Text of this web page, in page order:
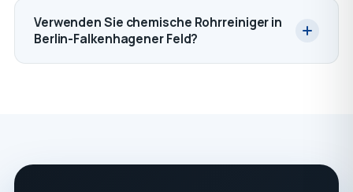
Verwenden Sie chemische Rohrreiniger in
Berlin-Falkenhagener Feld?